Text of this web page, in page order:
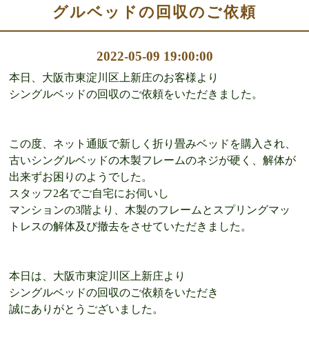
グルベッドの回収のご依頼
2022-05-09 19:00:00
本日、大阪市東淀川区上新庄のお客様より
シングルベッドの回収のご依頼をいただきました。
この度、ネット通販で新しく折り畳みベッドを購入され、
古いシングルベッドの木製フレームのネジが硬く、解体が
出来ずお困りのようでした。
スタッフ2名でご自宅にお伺いし
マンションの3階より、木製のフレームとスプリングマッ
トレスの解体及び撤去をさせていただきました。
本日は、大阪市東淀川区上新庄より
シングルベッドの回収のご依頼をいただき
誠にありがとうございました。